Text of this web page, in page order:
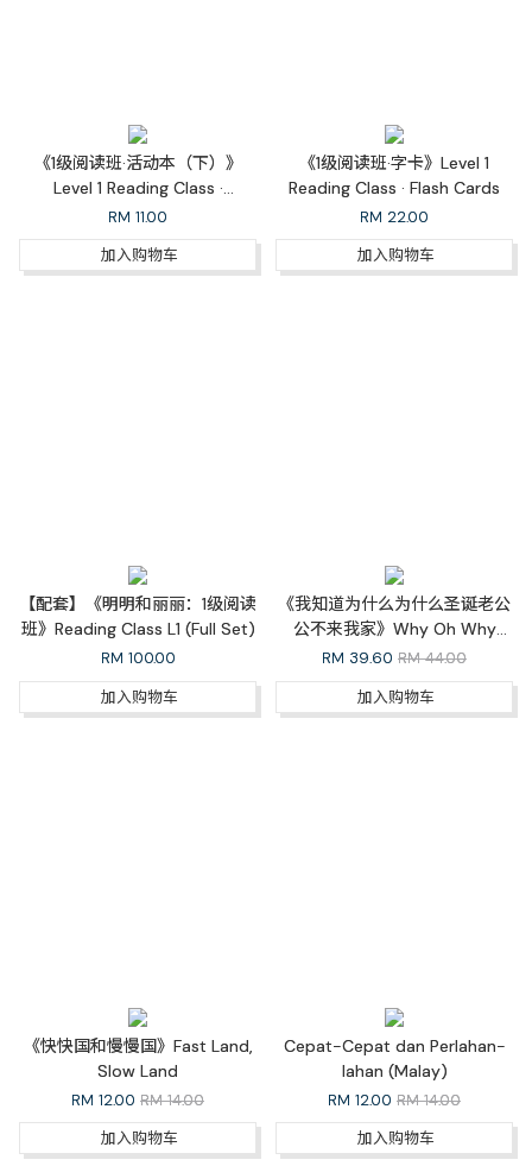
《1级阅读班·活动本（下）》
Level 1 Reading Class ·
Workbook 1B
RM 11.00
加入购物车
《1级阅读班·字卡》Level 1
Reading Class · Flash Cards
RM 22.00
加入购物车
【配套】《明明和丽丽：1级阅读
班》Reading Class L1 (Full Set)
RM 100.00
加入购物车
《我知道为什么为什么圣诞老公
公不来我家》Why Oh Why
Doesn’t Santa Come to My
House（中英双语）
RM 39.60 RM 44.00
加入购物车
《快快国和慢慢国》Fast Land,
Slow Land
RM 12.00 RM 14.00
加入购物车
Cepat-Cepat dan Perlahan-
lahan (Malay)
RM 12.00 RM 14.00
加入购物车